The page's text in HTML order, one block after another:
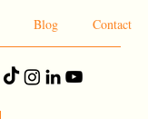
Blog Contact